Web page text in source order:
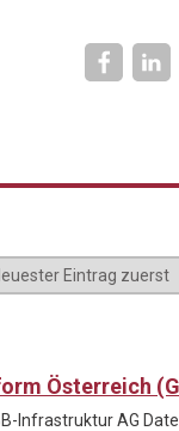
Österreich
Infrastruktur AG